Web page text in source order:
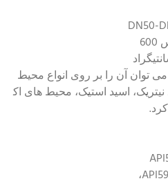
توان آن را بر روی انواع محیط
نیتریک، اسید استیک، محیط های اک